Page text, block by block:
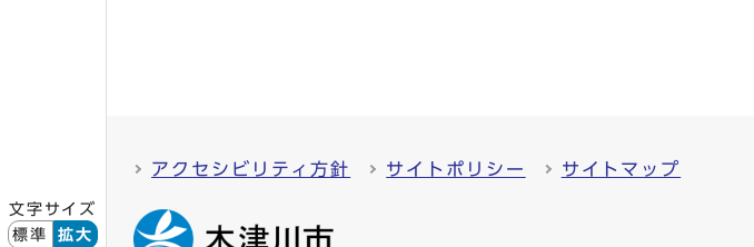
文字サイズ
標準
拡大
アクセシビリティ方針 サイトポリシー サイトマップ